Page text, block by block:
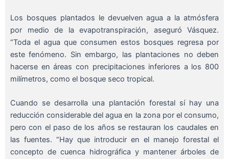
Los bosques plantados le devuelven agua a la atmósfera
por medio de la evapotranspiración, aseguró Vásquez.
“Toda el agua que consumen estos bosques regresa por
este fenómeno. Sin embargo, las plantaciones no deben
hacerse en áreas con precipitaciones inferiores a los 800
milímetros, como el bosque seco tropical.
Cuando se desarrolla una plantación forestal sí hay una
reducción considerable del agua en la zona por el consumo,
pero con el paso de los años se restauran los caudales en
las fuentes. “Hay que introducir en el manejo forestal el
concepto de cuenca hidrográfica y mantener árboles de